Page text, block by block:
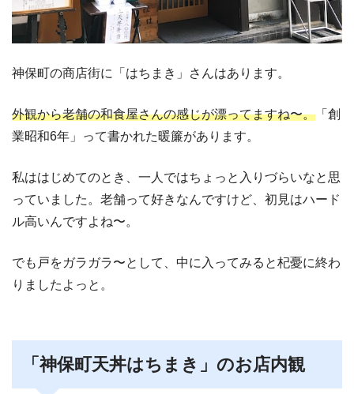
神保町の商店街に「はちまき」さんはあります。
外観から老舗の和食屋さんの感じが漂ってますね〜。 「創
業昭和6年」って書かれた暖簾があります。
私ははじめてのとき、一人ではちょっと入りづらいなと思
っていました。老舗って好きなんですけど、初見はハード
ル高いんですよね〜。
でも戸をガラガラ〜として、中に入ってみると杞憂に終わ
りましたよっと。
「神保町天丼はちまき」のお店内観